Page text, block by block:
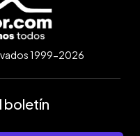
1999-2026
boletín